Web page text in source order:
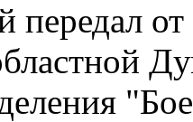
передал